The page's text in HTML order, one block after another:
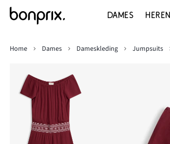
DAMES HEREN
Home
Dames Dameskleding Jumpsuits